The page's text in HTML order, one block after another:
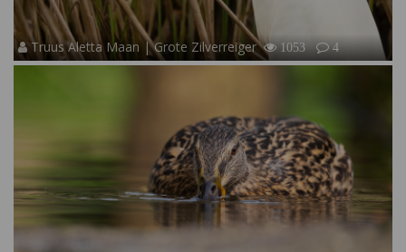
Truus Aletta Maan | Grote Zilverreiger 1053 4